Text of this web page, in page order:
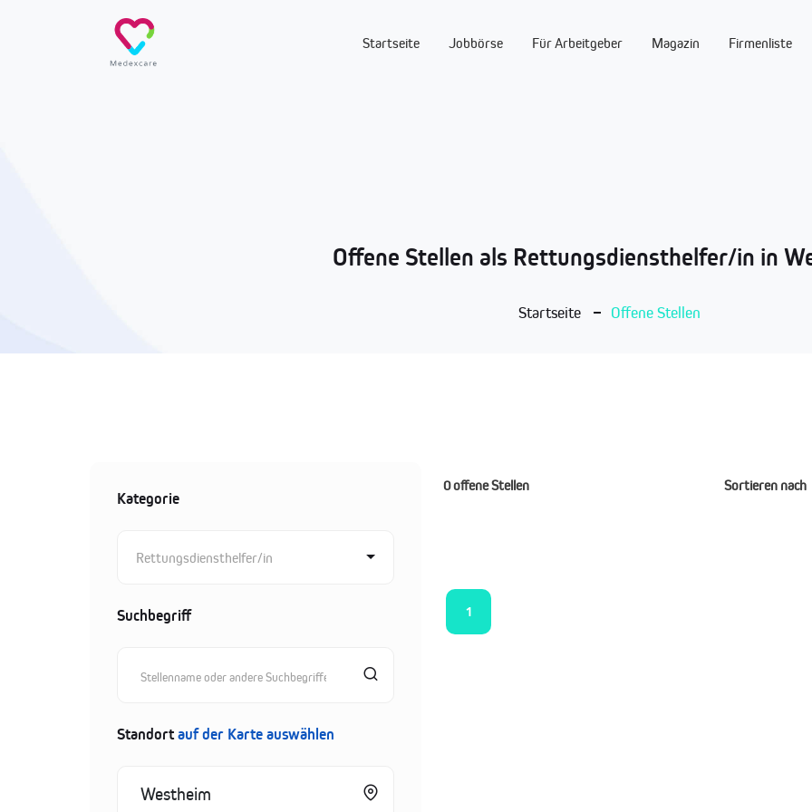
Startseite Jobbörse Für Arbeitgeber Magazin Firmenliste
Offene Stellen als Rettungsdiensthelfer/in in
Startseite Offene Stellen
Kategorie
Rettungsdiensthelfer/in
Suchbegriff
Standortauf der Karte auswählen
0 offene Stellen Sortieren nach
1